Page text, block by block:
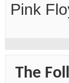
Pink
The